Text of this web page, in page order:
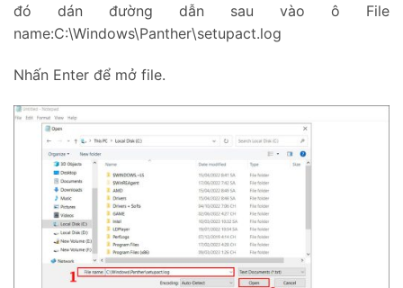
đó dán đường dẫn sau vào ô File
name:C:\Windows\Panther\setupact.log
Nhấn Enter để mở file.